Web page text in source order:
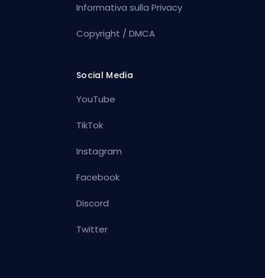
Informativa sulla Privacy
Copyright / DMCA
Social Media
YouTube
TikTok
Instagram
Facebook
Discord
Twitter